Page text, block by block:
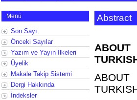
Menü
Son Sayı
Önceki Sayılar
Yazım ve Yayın İlkeleri
Üyelik
Makale Takip Sistemi
Dergi Hakkında
İndeksler
Abstract